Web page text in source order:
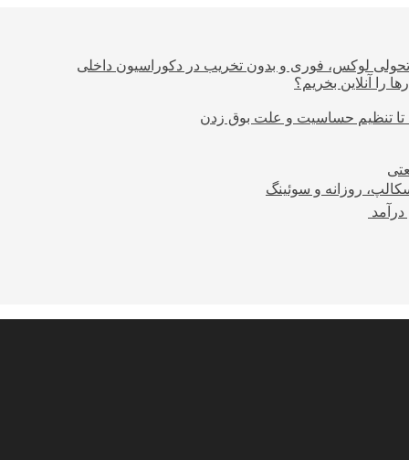
تحولی لوکس، فوری و بدون تخریب در دکوراسیون داخلی
را آنلاین بخریم؟
تا تنظیم حساسیت و علت بوق زدن
روزانه و سوئینگ